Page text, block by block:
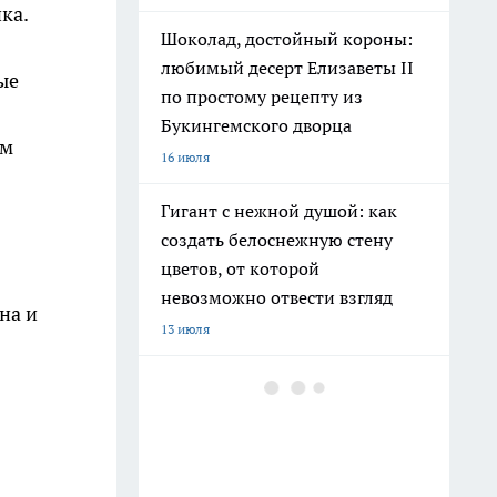
и
Шоколад, достойный короны:
любимый десерт Елизаветы II
по простому рецепту из
Букингемского дворца
16 июля
Гигант с нежной душой: как
создать белоснежную стену
цветов, от которой
невозможно отвести взгляд
13 июля
Эксперты назвали отличный